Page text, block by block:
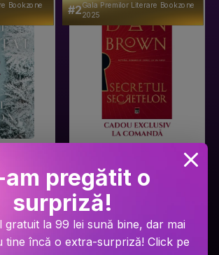
Bookzone
Lei
în coș
#2Gala Premilor Literare Bookzone
2025
Secretul secretelor
Adaugă în coș
pregătit o
surpriză!
gratuit la 99 lei sună bine, dar mai
tine încă o extra-surpriză! Click pe